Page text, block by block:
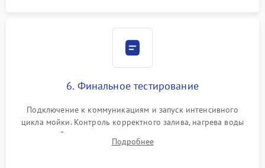
6. Финальное тестирование
Подключение к коммуникациям и запуск интенсивного
цикла мойки. Контроль корректного залива, нагрева воды
до нужной температуры, отсутствия посторонних шумов,
штатного слива и абсолютной сухости в поддоне.
Подробнее